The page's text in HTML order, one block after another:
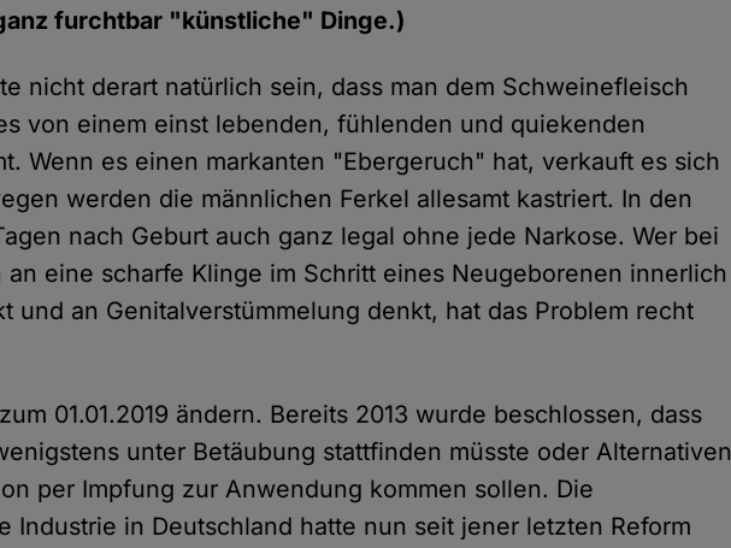
furchtbar "künstliche" Dinge.)
nicht derart natürlich sein, dass man dem Schweinefleisch
von einem einst lebenden, fühlenden und quiekenden
Wenn es einen markanten "Ebergeruch" hat, verkauft es sich
werden die männlichen Ferkel allesamt kastriert. In den
nach Geburt auch ganz legal ohne jede Narkose. Wer bei
an eine scharfe Klinge im Schritt eines Neugeborenen innerlich
und an Genitalverstümmelung denkt, hat das Problem recht
01.01.2019 ändern. Bereits 2013 wurde beschlossen, dass
unter Betäubung stattfinden müsste oder Alternativen
per Impfung zur Anwendung kommen sollen. Die
Industrie in Deutschland hatte nun seit jener letzten Reform